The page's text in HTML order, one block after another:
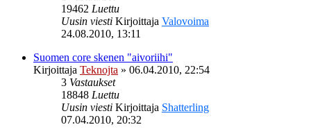
19462 Luettu
Uusin viesti Kirjoittaja Valovoima
24.08.2010, 13:11
Suomen core skenen "aivoriihi"
Kirjoittaja Teknojta » 06.04.2010, 22:54
3 Vastaukset
18848 Luettu
Uusin viesti Kirjoittaja Shatterling
07.04.2010, 20:32